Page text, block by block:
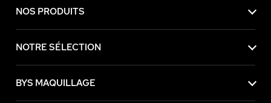
NOS PRODUITS
NOTRE SÉLECTION
BYS MAQUILLAGE